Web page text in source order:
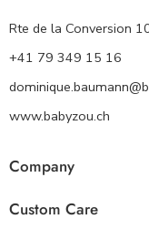
Rte de la Conversion
+41 79 349 15 16
www.babyzou.ch
Company
Custom Care